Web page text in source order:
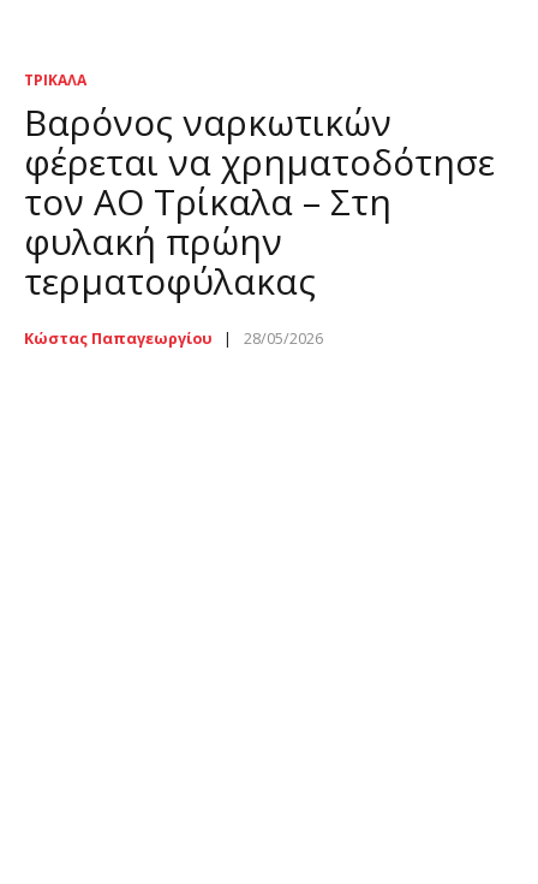
ΤΡΊΚΑΛΑ
Βαρόνος ναρκωτικών
φέρεται να χρηματοδότησε
τον ΑΟ Τρίκαλα – Στη
φυλακή πρώην
τερματοφύλακας
Κώστας Παπαγεωργίου 28/05/2026